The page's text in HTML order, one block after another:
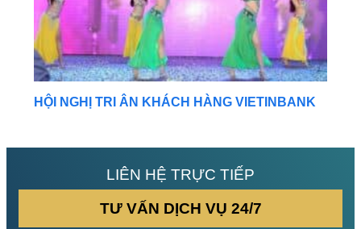
HỘI NGHỊ TRI ÂN KHÁCH HÀNG VIETINBANK
LIÊN HỆ TRỰC TIẾP
TƯ VẤN DỊCH VỤ 24/7